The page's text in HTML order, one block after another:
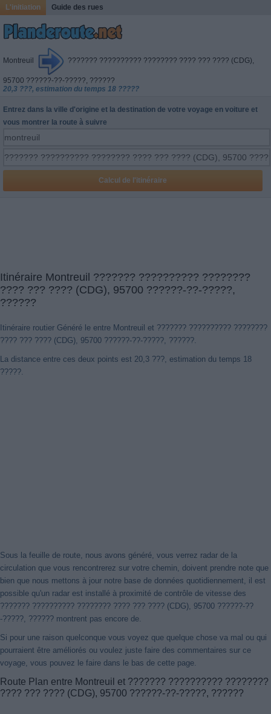
L'initiation Guide des rues
Montreuil ??????? ?????????? ???????? ???? ??? ???? (CDG),
95700 ??????-??-?????, ??????
20,3 ???, estimation du temps 18 ?????
Entrez dans la ville d'origine et la destination de votre voyage en voiture et
vous montrer la route à suivre
Itinéraire Montreuil ??????? ?????????? ????????
???? ??? ???? (CDG), 95700 ??????-??-?????,
??????
Itinéraire routier Généré le entre Montreuil et ??????? ?????????? ????????
???? ??? ???? (CDG), 95700 ??????-??-?????, ??????.
La distance entre ces deux points est 20,3 ???, estimation du temps 18
?????.
Sous la feuille de route, nous avons généré, vous verrez radar de la
circulation que vous rencontrerez sur votre chemin, doivent prendre note que
bien que nous mettons à jour notre base de données quotidiennement, il est
possible qu'un radar est installé à proximité de contrôle de vitesse des
??????? ?????????? ???????? ???? ??? ???? (CDG), 95700 ??????-??
-?????, ?????? montrent pas encore de.
Si pour une raison quelconque vous voyez que quelque chose va mal ou qui
pourraient être améliorés ou voulez juste faire des commentaires sur ce
voyage, vous pouvez le faire dans le bas de cette page.
Route Plan entre Montreuil et ??????? ?????????? ????????
???? ??? ???? (CDG), 95700 ??????-??-?????, ??????